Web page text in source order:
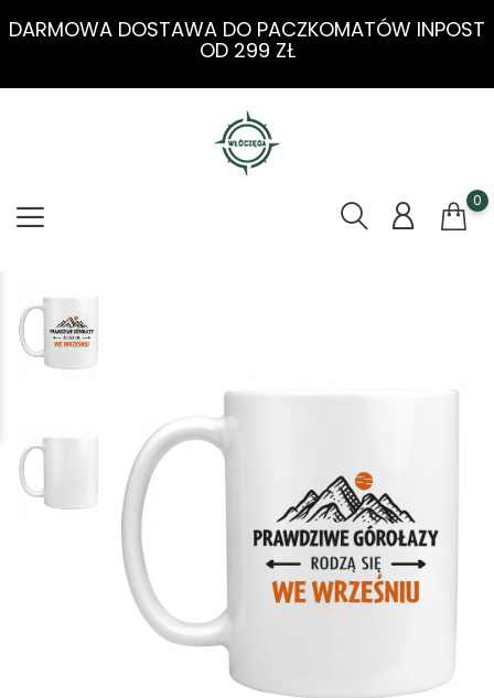
DARMOWA DOSTAWA DO PACZKOMATÓW INPOST
OD 299 ZŁ
0